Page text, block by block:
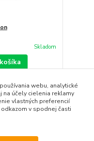
Skladom
1
webu, analytické
na účely cielenia reklamy
vlastných preferencií
v spodnej časti